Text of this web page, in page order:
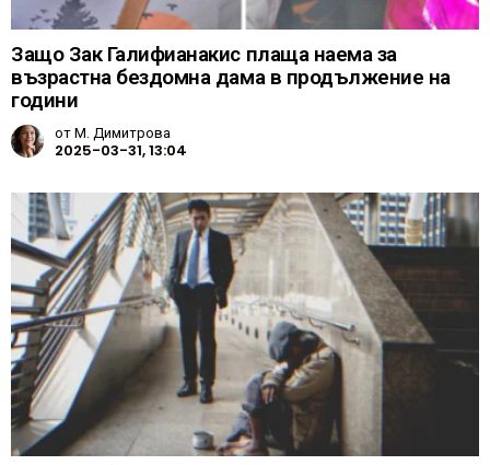
Защо Зак Галифианакис плаща наема за
възрастна бездомна дама в продължение на
години
отМ. Димитрова
2025-03-31, 13:04